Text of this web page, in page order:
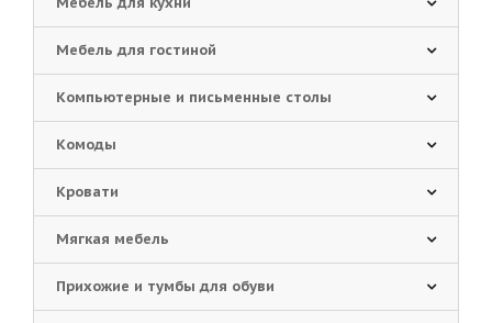
Мебель для гостиной
Компьютерные и письменные столы
Комоды
Кровати
Мягкая мебель
Прихожие и тумбы для обуви